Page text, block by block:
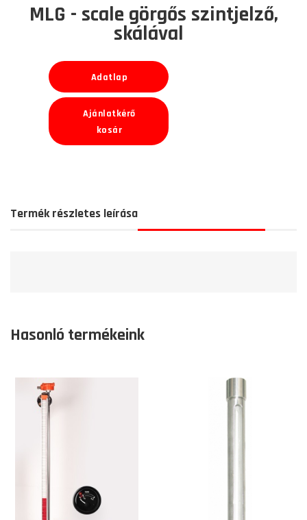
MLG - scale görgős szintjelző,
skálával
Adatlap
Ajánlatkérő
kosár
Termék részletes leírása
Hasonló termékeink